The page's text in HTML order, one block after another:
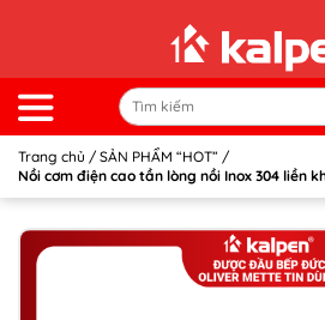
Trang chủ / SẢN PHẨM “HOT” /
Nồi cơm điện cao tần lòng nồi Inox 304 liền